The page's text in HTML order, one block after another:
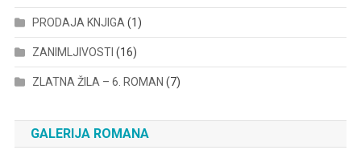
PRODAJA KNJIGA (1)
ZANIMLJIVOSTI (16)
ZLATNA ŽILA – 6. ROMAN (7)
GALERIJA ROMANA